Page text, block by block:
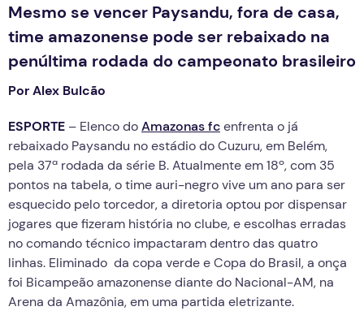
Mesmo se vencer Paysandu, fora de casa,
time amazonense pode ser rebaixado na
penúltima rodada do campeonato brasileiro
Por Alex Bulcão
ESPORTE – Elenco doAmazonas fcenfrenta o já
rebaixado Paysandu no estádio do Cuzuru, em Belém,
pela 37ª rodada da série B. Atualmente em 18º, com 35
pontos na tabela, o time auri-negro vive um ano para ser
esquecido pelo torcedor, a diretoria optou por dispensar
jogares que fizeram história no clube, e escolhas erradas
no comando técnico impactaram dentro das quatro
linhas. Eliminado da copa verde e Copa do Brasil, a onça
foi Bicampeão amazonense diante do Nacional-AM, na
Arena da Amazônia, em uma partida eletrizante.